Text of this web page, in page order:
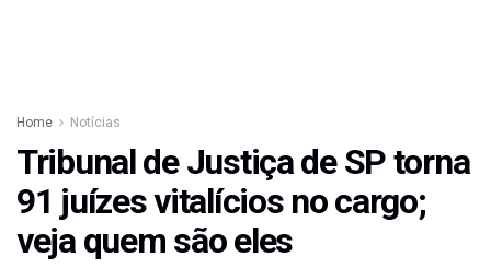
Home Notícias
Tribunal de Justiça de SP torna
91 juízes vitalícios no cargo;
veja quem são eles